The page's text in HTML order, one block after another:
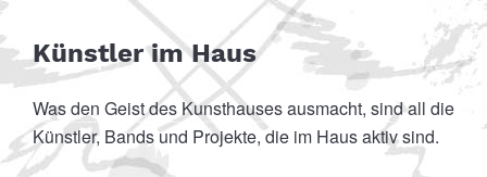
Künstler im Haus
Was den Geist des Kunsthauses ausmacht, sind all die
Künstler, Bands und Projekte, die im Haus aktiv sind.